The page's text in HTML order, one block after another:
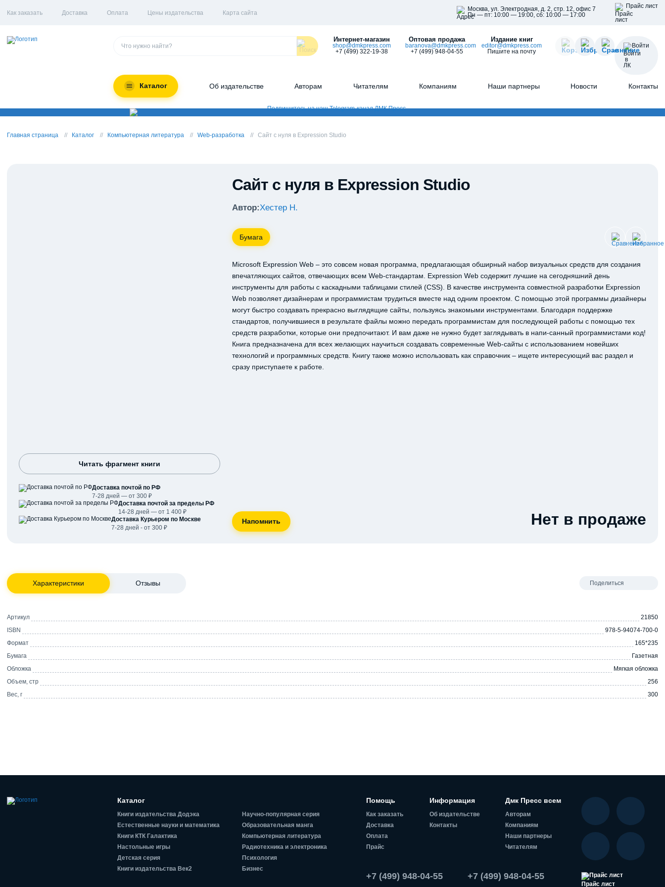
Как заказать Доставка Оплата Цены издательства Карта сайта
Москва, ул. Электродная, д. 2, стр. 12, офис 7
Пн — пт: 10:00 — 19:00, сб: 10:00 — 17:00
Прайс лист
Интернет-магазин
shop@dmkpress.com
+7 (499) 322-19-38
Оптовая продажа
baranova@dmkpress.com
+7 (499) 948-04-55
Издание книг
editor@dmkpress.com
Пишите на почту
Войти
Каталог Об издательстве Авторам Читателям Компаниям Наши партнеры Новости Контакты
Главная страница Каталог Компьютерная литература Web-разработка Сайт с нуля в Expression Studio
Читать фрагмент книги
Доставка почтой по РФ
7-28 дней — от 300 ₽
Доставка почтой за пределы РФ
14-28 дней — от 1 400 ₽
Доставка Курьером по Москве
7-28 дней - от 300 ₽
Сайт с нуля в Expression Studio
Автор:Хестер Н.
Бумага
Microsoft Expression Web – это совсем новая программа, предлагающая обширный набор визуальных средств для создания
впечатляющих сайтов, отвечающих всем Web-стандартам. Expression Web содержит лучшие на сегодняшний день
инструменты для работы с каскадными таблицами стилей (CSS). В качестве инструмента совместной разработки Expression
Web позволяет дизайнерам и программистам трудиться вместе над одним проектом. С помощью этой программы дизайнеры
могут быстро создавать прекрасно выглядящие сайты, пользуясь знакомыми инструментами. Благодаря поддержке
стандартов, получившиеся в результате файлы можно передать программистам для последующей работы с помощью тех
средств разработки, которые они предпочитают. И вам даже не нужно будет заглядывать в напи-санный программистами код!
Книга предназначена для всех желающих научиться создавать современные Web-cайты с использованием новейших
технологий и программных средств. Книгу также можно использовать как справочник – ищете интересующий вас раздел и
сразу приступаете к работе.
Нет в продаже
Характеристики Отзывы Поделиться
Артикул
21850
ISBN
978-5-94074-700-0
Формат
165*235
Бумага
Газетная
Обложка
Мягкая обложка
Объем, стр
256
Вес, г
300
Каталог
Книги издательства Додэка
Естественные науки и математика
Книги КТК Галактика
Настольные игры
Детская серия
Книги издательства Век2
Научно-популярная серия
Образовательная манга
Компьютерная литература
Радиотехника и электроника
Психология
Бизнес
Помощь
Как заказать
Доставка
Оплата
Прайс
Информация
Об издательстве
Контакты
Дмк Пресс всем
Авторам
Компаниям
Наши партнеры
Читателям
+7 (499) 948-04-55 +7 (499) 948-04-55
Прайс лист